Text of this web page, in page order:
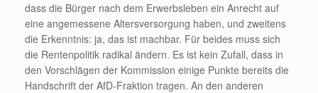
dass die Bürger nach dem Erwerbsleben ein Anrecht auf
eine angemessene Altersversorgung haben, und zweitens
die Erkenntnis: ja, das ist machbar. Für beides muss sich
die Rentenpolitik radikal ändern. Es ist kein Zufall, dass in
den Vorschlägen der Kommission einige Punkte bereits die
Handschrift der AfD-Fraktion tragen. An den anderen